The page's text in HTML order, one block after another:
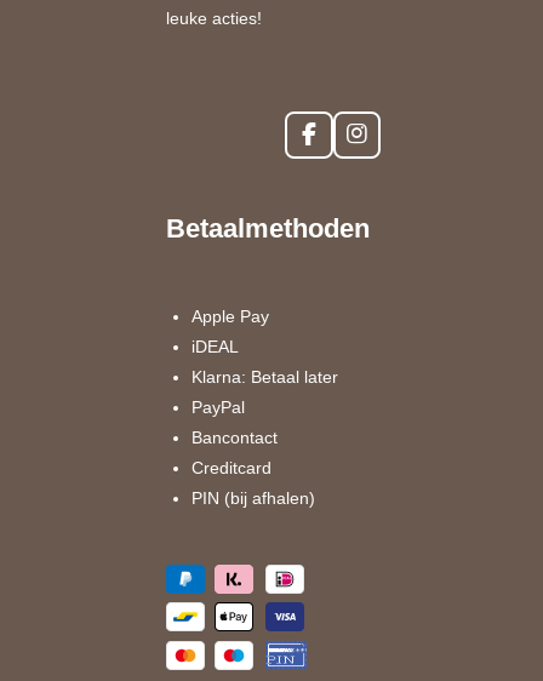
leuke acties!
F
a
b
I
n
a
Betaalmethoden
Apple Pay
iDEAL
Klarna: Betaal later
PayPal
Bancontact
Creditcard
PIN (bij afhalen)